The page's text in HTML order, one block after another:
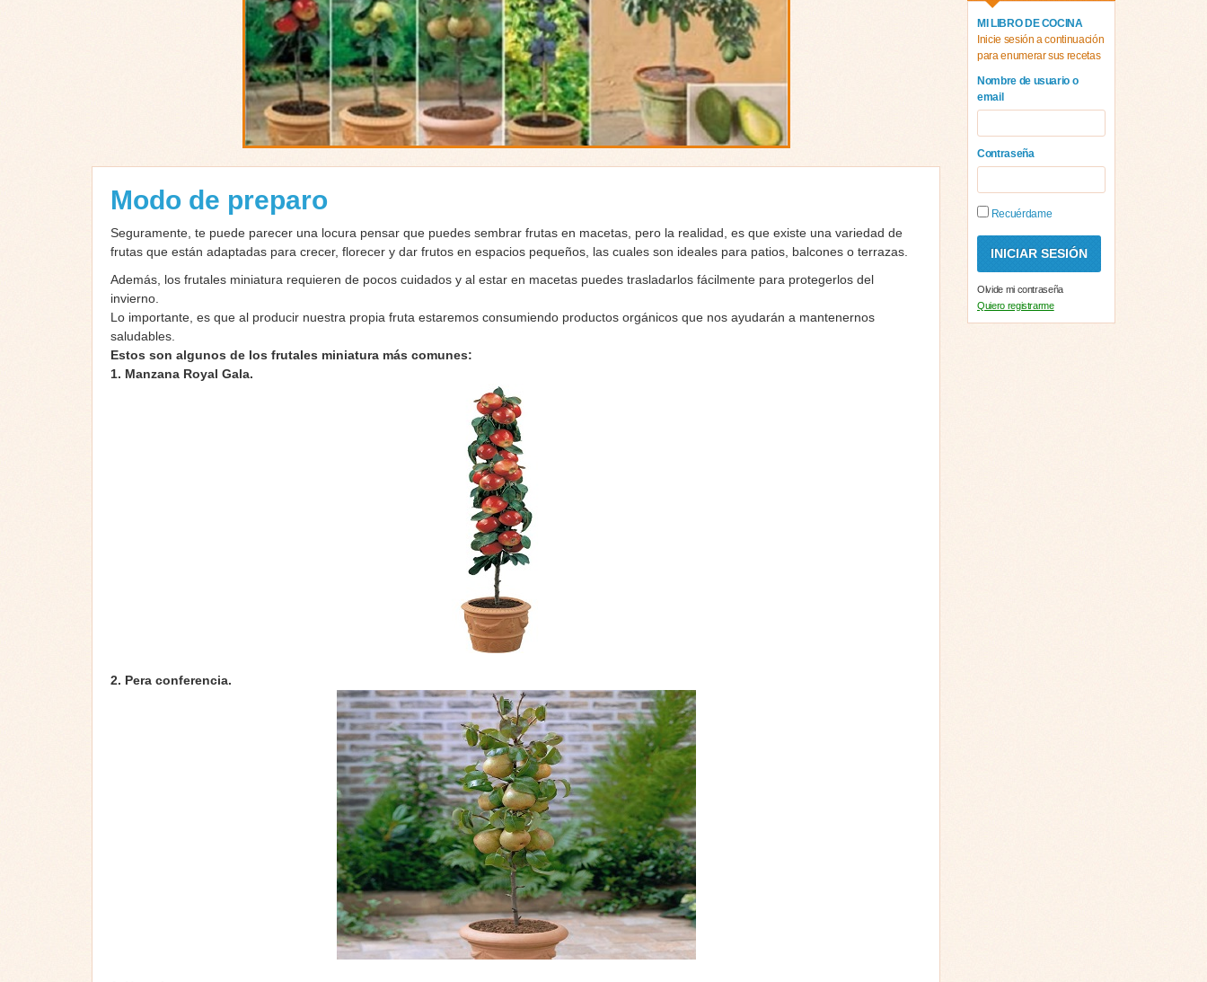
Modo de preparo
Seguramente, te puede parecer una locura pensar que puedes sembrar frutas en macetas, pero la realidad, es que existe una variedad de
frutas que están adaptadas para crecer, florecer y dar frutos en espacios pequeños, las cuales son ideales para patios, balcones o terrazas.
Además, los frutales miniatura requieren de pocos cuidados y al estar en macetas puedes trasladarlos fácilmente para protegerlos del
invierno.
Lo importante, es que al producir nuestra propia fruta estaremos consumiendo productos orgánicos que nos ayudarán a mantenernos
saludables.
Estos son algunos de los frutales miniatura más comunes:
1. Manzana Royal Gala.
2. Pera conferencia.
MI LIBRO DE COCINA
Inicie sesión a continuación
para enumerar sus recetas
Nombre de usuario o
email
Contraseña
Recuérdame
Olvide mi contraseña
Quiero registrarme